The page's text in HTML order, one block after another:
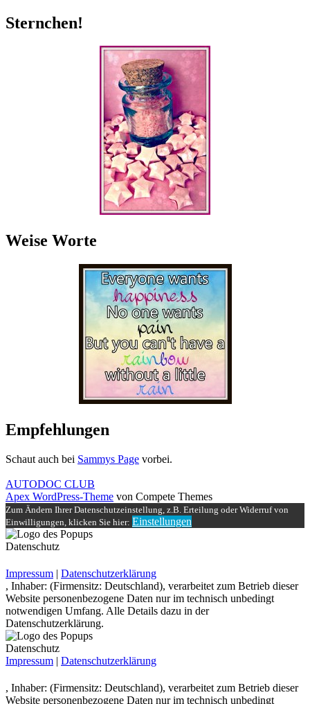
Sternchen!
Weise Worte
Empfehlungen
Schaut auch bei Sammys Page vorbei.
AUTODOC CLUB
Apex WordPress-Theme von Compete Themes
Zum Ändern Ihrer Datenschutzeinstellung, z.B. Erteilung oder Widerruf von
Einwilligungen, klicken Sie hier: Einstellungen
Datenschutz
Impressum | Datenschutzerklärung
, Inhaber: (Firmensitz: Deutschland), verarbeitet zum Betrieb dieser
Website personenbezogene Daten nur im technisch unbedingt
notwendigen Umfang. Alle Details dazu in der
Datenschutzerklärung.
Datenschutz
Impressum | Datenschutzerklärung
, Inhaber: (Firmensitz: Deutschland), verarbeitet zum Betrieb dieser
Website personenbezogene Daten nur im technisch unbedingt